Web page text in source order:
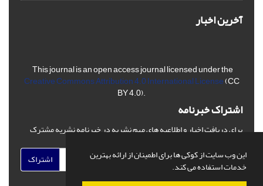
این وب سایت از کوکی ها برای اطمینان از ارائه بهترین
خدمات استفاده می کند.
آخرین اخبار
This journal is an open access journal licensed under the
Creative Commons Attribution 4.0 International License(CC
BY 4.0).
اشتراک خبرنامه
برای دریافت اخبار و اطلاعیه های مهم نشریه در خبرنامه نشریه مشترک
اشتراک